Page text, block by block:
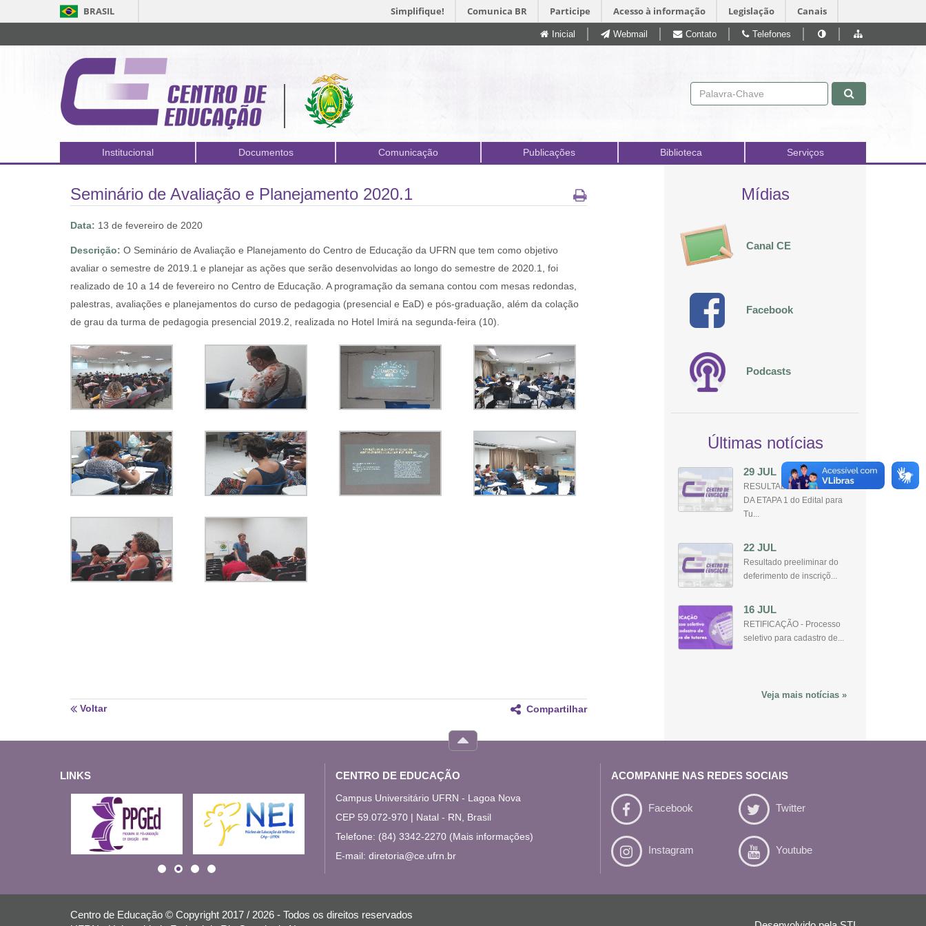
BRASIL Simplifique! Comunica BR Participe Acesso à informação Legislação Canais
Pular para o conteúdo
Inicial Webmail Contato Telefones
Institucional Documentos Comunicação Publicações Biblioteca Serviços
Seminário de Avaliação e Planejamento 2020.1
Data: 13 de fevereiro de 2020
Descrição: O Seminário de Avaliação e Planejamento do Centro de Educação da UFRN que tem como objetivo
avaliar o semestre de 2019.1 e planejar as ações que serão desenvolvidas ao longo do semestre de 2020.1, foi
realizado de 10 a 14 de fevereiro no Centro de Educação. A programação da semana contou com mesas redondas,
palestras, avaliações e planejamentos do curso de pedagogia (presencial e EaD) e pós-graduação, além da colação
de grau da turma de pedagogia presencial 2019.2, realizada no Hotel Imirá na segunda-feira (10).
Voltar Compartilhar
Mídias
Canal CE
Facebook
Podcasts
Últimas notícias
29 JUL
RESULTADO PRELIMINAR
DA ETAPA 1 do Edital para
Tu...
22 JUL
Resultado preeliminar do
deferimento de inscriçõ...
16 JUL
RETIFICAÇÃO - Processo
seletivo para cadastro de...
Veja mais notícias »
LINKS
CENTRO DE EDUCAÇÃO
Campus Universitário UFRN - Lagoa Nova
CEP 59.072-970 | Natal - RN, Brasil
Telefone: (84) 3342-2270 (Mais informações)
E-mail: diretoria@ce.ufrn.br
ACOMPANHE NAS REDES SOCIAIS
Facebook Twitter
Instagram Youtube
Centro de Educação © Copyright 2017 / 2026 - Todos os direitos reservados